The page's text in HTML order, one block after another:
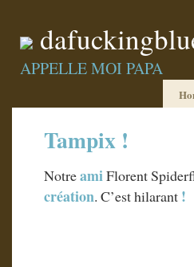
APPELLE MOI PAPA
Tampix !
NotreamiFlorent
création. C’est hilarant !